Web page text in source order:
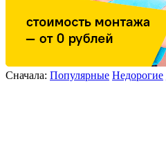
Сначала: Популярные Недорогие